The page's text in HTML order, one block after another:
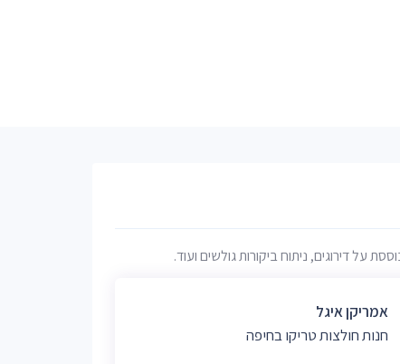
על דירוגים, ניתוח ביקורות גולשים ועוד.
אמריקן איגל
חנות חולצות טריקו בחיפה